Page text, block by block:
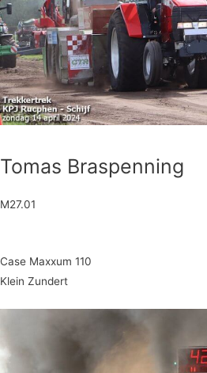
Tomas Braspenning
M27.01
Case Maxxum 110
Klein Zundert